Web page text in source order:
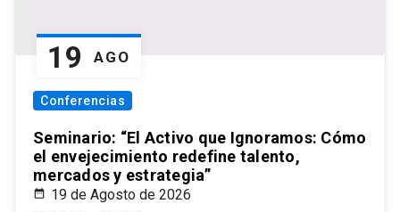
19 AGO
Conferencias
Seminario: “El Activo que Ignoramos: Cómo
el envejecimiento redefine talento,
mercados y estrategia”
19 de Agosto de 2026